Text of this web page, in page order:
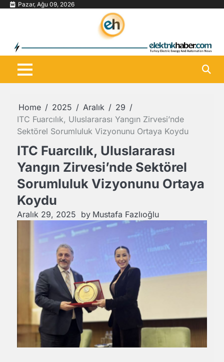
Skip Pazar, Ağu 09, 2026
Home 2025 Aralık
29
ITC Fuarcılık, Uluslararası Yangın Zirvesi’nde
Sektörel Sorumluluk Vizyonunu Ortaya Koydu
ITC Fuarcılık, Uluslararası
Yangın Zirvesi’nde Sektörel
Sorumluluk Vizyonunu Ortaya
Koydu
Aralık 29, 2025 by Mustafa Fazlıoğlu